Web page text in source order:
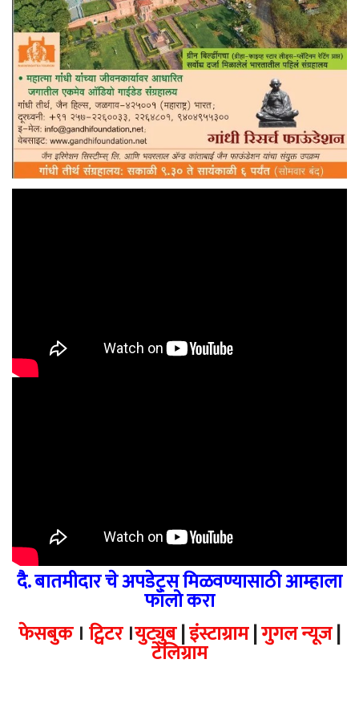
दै. बातमीदार चे अपडेट्स मिळवण्यासाठी आम्हाला
फॉलो करा
फेसबुक। ट्विटर।युट्युब|इंस्टाग्राम|गुगल न्यूज|
टेलिग्राम